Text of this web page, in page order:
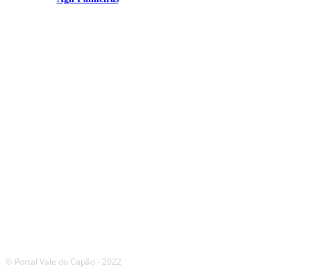
© Portal Vale do Capão - 2022